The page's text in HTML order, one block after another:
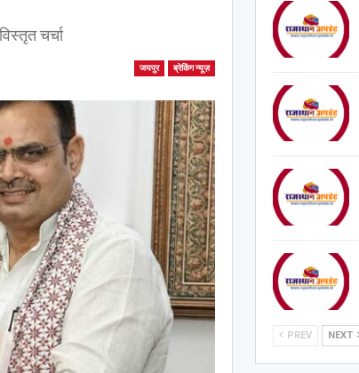
चर्चा
जयपुर ब्रेकिंग न्यूज़
PREV NEXT